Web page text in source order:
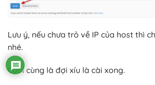
Lưu ý, nếu chưa trỏ về IP của host thì
nhé.
Cuối cùng là đợi xíu là cài xong.